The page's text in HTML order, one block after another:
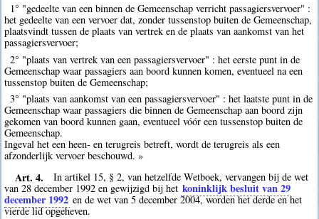
1° "gedeelte van een binnen de Gemeenschap verricht passagiersvervoer" :
het gedeelte van een vervoer dat, zonder tussenstop buiten de Gemeenschap,
plaatsvindt tussen de plaats van vertrek en de plaats van aankomst van het
passagiersvervoer;
2° "plaats van vertrek van een passagiersvervoer" : het eerste punt in de
Gemeenschap waar passagiers aan boord kunnen komen, eventueel na een
tussenstop buiten de Gemeenschap;
3° "plaats van aankomst van een passagiersvervoer" : het laatste punt in de
Gemeenschap waar passagiers die binnen de Gemeenschap aan boord zijn
gekomen van boord kunnen gaan, eventueel vóór een tussenstop buiten de
Gemeenschap.
Ingeval het een heen- en terugreis betreft, wordt de terugreis als een
afzonderlijk vervoer beschouwd. »
Art. 4.
In artikel 15, § 2, van hetzelfde Wetboek, vervangen bij de wet
van 28 december 1992 en gewijzigd bij het koninklijk besluit van 29
december 1992 en de wet van 5 december 2004, worden het derde en het
vierde lid opgeheven.